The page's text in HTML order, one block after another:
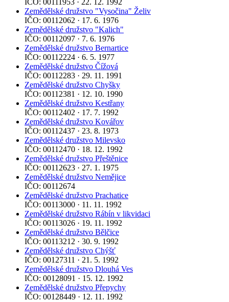
IČO: 00111953 · 22. 12. 1992
Zemědělské družstvo "Vysočina" Želiv
IČO: 00112062 · 17. 6. 1976
Zemědělské družstvo "Kalich"
IČO: 00112097 · 7. 6. 1976
Zemědělské družstvo Bernartice
IČO: 00112224 · 6. 5. 1977
Zemědělské družstvo Čížová
IČO: 00112283 · 29. 11. 1991
Zemědělské družstvo Chyšky
IČO: 00112381 · 12. 10. 1990
Zemědělské družstvo Kestřany
IČO: 00112402 · 17. 7. 1992
Zemědělské družstvo Kovářov
IČO: 00112437 · 23. 8. 1973
Zemědělské družstvo Milevsko
IČO: 00112470 · 18. 12. 1992
Zemědělské družstvo Přeštěnice
IČO: 00112623 · 27. 1. 1975
Zemědělské družstvo Nemějice
IČO: 00112674
Zemědělské družstvo Prachatice
IČO: 00113000 · 11. 11. 1992
Zemědělské družstvo Rábín v likvidaci
IČO: 00113026 · 19. 11. 1992
Zemědělské družstvo Bělčice
IČO: 00113212 · 30. 9. 1992
Zemědělské družstvo Chýšť
IČO: 00127311 · 21. 5. 1992
Zemědělské družstvo Dlouhá Ves
IČO: 00128091 · 15. 12. 1992
Zemědělské družstvo Přepychy
IČO: 00128449 · 12. 11. 1992